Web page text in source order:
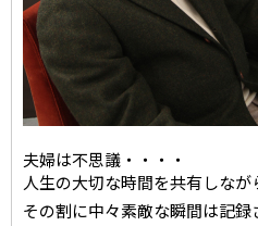
夫婦は不思議・・・・
人生の大切な時間を共有しなが
その割に中々素敵な瞬間は記録